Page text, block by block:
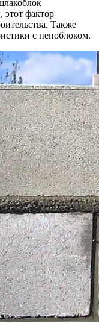
этот фактор
Также
с пеноблоком.